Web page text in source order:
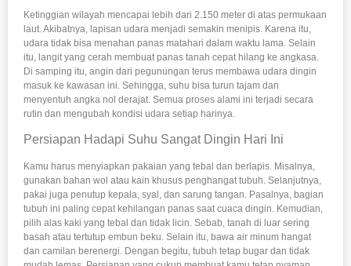
Ketinggian wilayah mencapai lebih dari 2.150 meter di atas permukaan
laut. Akibatnya, lapisan udara menjadi semakin menipis. Karena itu,
udara tidak bisa menahan panas matahari dalam waktu lama. Selain
itu, langit yang cerah membuat panas tanah cepat hilang ke angkasa.
Di samping itu, angin dari pegunungan terus membawa udara dingin
masuk ke kawasan ini. Sehingga, suhu bisa turun tajam dan
menyentuh angka nol derajat. Semua proses alami ini terjadi secara
rutin dan mengubah kondisi udara setiap harinya.
Persiapan Hadapi Suhu Sangat Dingin Hari Ini
Kamu harus menyiapkan pakaian yang tebal dan berlapis. Misalnya,
gunakan bahan wol atau kain khusus penghangat tubuh. Selanjutnya,
pakai juga penutup kepala, syal, dan sarung tangan. Pasalnya, bagian
tubuh ini paling cepat kehilangan panas saat cuaca dingin. Kemudian,
pilih alas kaki yang tebal dan tidak licin. Sebab, tanah di luar sering
basah atau tertutup embun beku. Selain itu, bawa air minum hangat
dan camilan berenergi. Dengan begitu, tubuh tetap bugar dan tidak